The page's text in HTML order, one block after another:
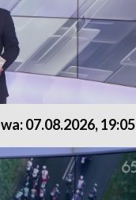
07.08.2026, 19:05